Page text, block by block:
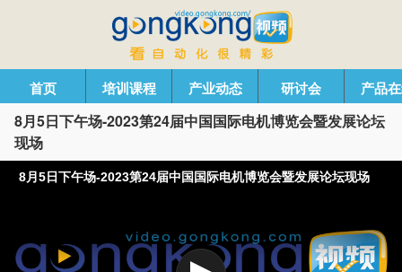
首页 培训课程 产业动态 研讨会 产品
8月5日下午场-2023第24届中国国际电机博览会暨发展论坛
现场
8月5日下午场-2023第24届中国国际电机博览会暨发展论坛现场